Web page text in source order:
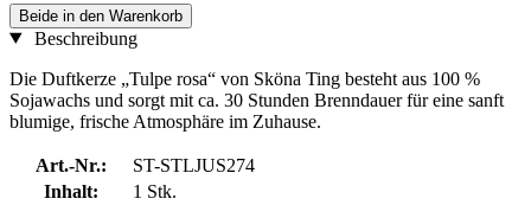
Beide in den Warenkorb
Beschreibung
Die Duftkerze „Tulpe rosa“ von Sköna Ting besteht aus 100 %
Sojawachs und sorgt mit ca. 30 Stunden Brenndauer für eine sanft
blumige, frische Atmosphäre im Zuhause.
Art.-Nr.:
ST-STLJUS274
Inhalt:
1 Stk.